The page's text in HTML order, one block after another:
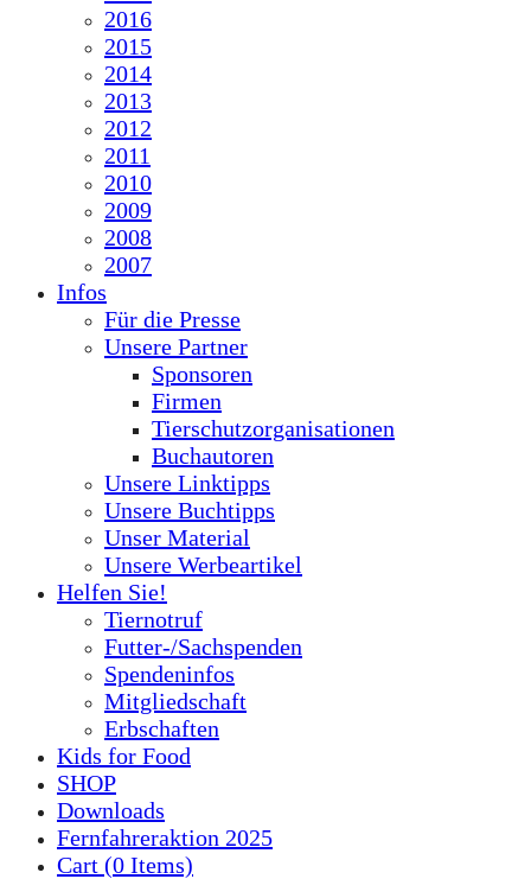
2016
2015
2014
2013
2012
2011
2010
2009
2008
2007
Infos
Für die Presse
Unsere Partner
Sponsoren
Firmen
Tierschutzorganisationen
Buchautoren
Unsere Linktipps
Unsere Buchtipps
Unser Material
Unsere Werbeartikel
Helfen Sie!
Tiernotruf
Futter-/Sachspenden
Spendeninfos
Mitgliedschaft
Erbschaften
Kids for Food
SHOP
Downloads
Fernfahreraktion 2025
Cart (0 Items)